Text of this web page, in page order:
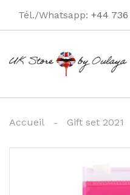
Tél./Whatsapp: +44
Accueil Gift set 2021